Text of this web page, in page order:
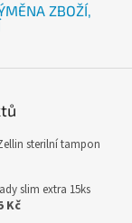
ZBOŽÍ,
sterilní tampon
slim extra 15ks
Kč